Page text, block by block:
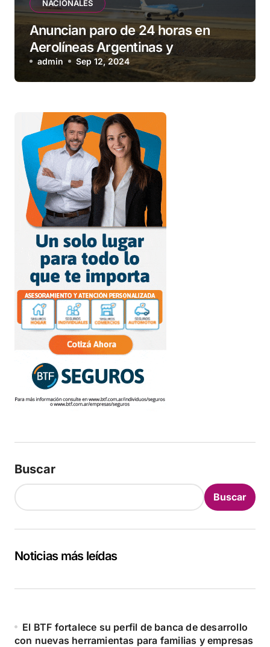
NACIONALES
Anuncian paro de 24 horas en
Aerolíneas Argentinas y
compañías low cost para el
viernes
admin Sep 12, 2024
Buscar
Buscar
Noticias más leídas
El BTF fortalece su perfil de banca de desarrollo
con nuevas herramientas para familias y empresas